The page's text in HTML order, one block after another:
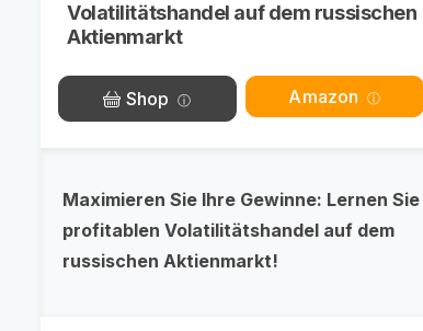
Volatilitätshandel auf dem russischen
Aktienmarkt
Shop Amazon
Maximieren Sie Ihre Gewinne: Lernen Sie
profitablen Volatilitätshandel auf dem
russischen Aktienmarkt!